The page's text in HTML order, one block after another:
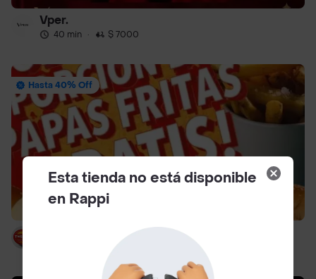
Vper.
40 min · $ 7000
Hasta 40% Off
Twenty Burger (usaquén)
$ 7000
Esta tienda no está disponible
en Rappi